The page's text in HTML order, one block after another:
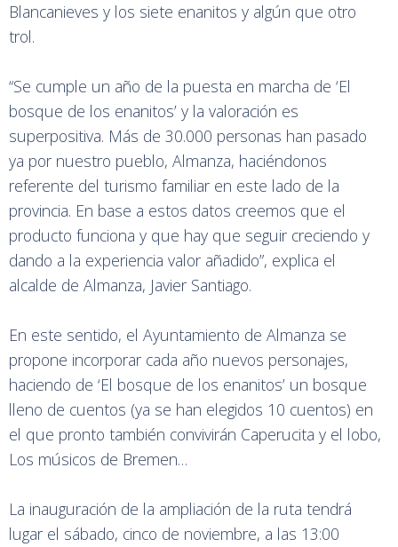
Blancanieves y los siete enanitos y algún que otro
trol.
“Se cumple un año de la puesta en marcha de ‘El
bosque de los enanitos’ y la valoración es
superpositiva. Más de 30.000 personas han pasado
ya por nuestro pueblo, Almanza, haciéndonos
referente del turismo familiar en este lado de la
provincia. En base a estos datos creemos que el
producto funciona y que hay que seguir creciendo y
dando a la experiencia valor añadido”, explica el
alcalde de Almanza, Javier Santiago.
En este sentido, el Ayuntamiento de Almanza se
propone incorporar cada año nuevos personajes,
haciendo de ‘El bosque de los enanitos’ un bosque
lleno de cuentos (ya se han elegidos 10 cuentos) en
el que pronto también convivirán Caperucita y el lobo,
Los músicos de Bremen…
La inauguración de la ampliación de la ruta tendrá
lugar el sábado, cinco de noviembre, a las 13:00